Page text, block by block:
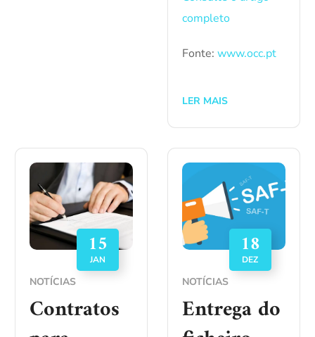
completo
Fonte: www.occ.pt
LER MAIS
15
JAN
NOTÍCIAS
Contratos
18
DEZ
NOTÍCIAS
Entrega do